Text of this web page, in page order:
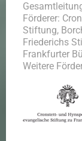
Förderer:
Stiftung,
Friederichs
Frankfurter
Weitere